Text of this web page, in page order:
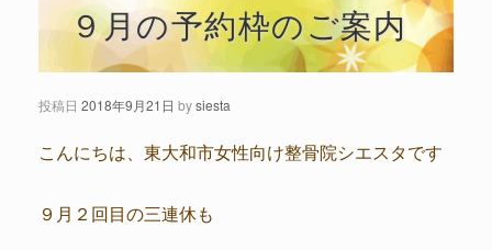
９月の予約枠のご案内
投稿日 2018年9月21日 bysiesta
こんにちは、東大和市女性向け整骨院シエスタです
９月２回目の三連休も